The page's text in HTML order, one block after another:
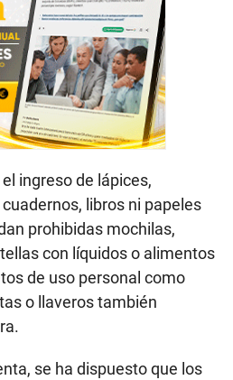
ingreso de lápices,
libros ni papeles
prohibidas mochilas,
con líquidos o alimentos
de uso personal como
o llaveros también
se ha dispuesto que los